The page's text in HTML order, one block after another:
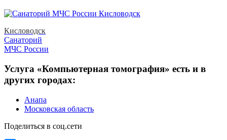
Кисловодск
Санаторий
МЧС России
Услуга «Компьютерная томография» есть и в
других городах:
Анапа
Московская область
Поделиться в соц.сети